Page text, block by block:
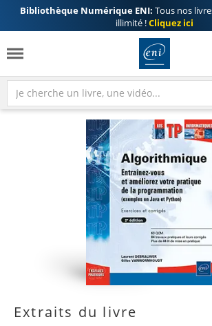
Bibliothèque Numérique ENI: Tous nos
illimité !Cliquez ici
Extraits du livre